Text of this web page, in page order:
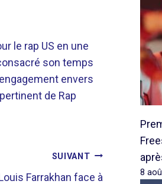
le rap US en une
son temps
envers
de Rap
SUIVANT
Farrakhan face à
8